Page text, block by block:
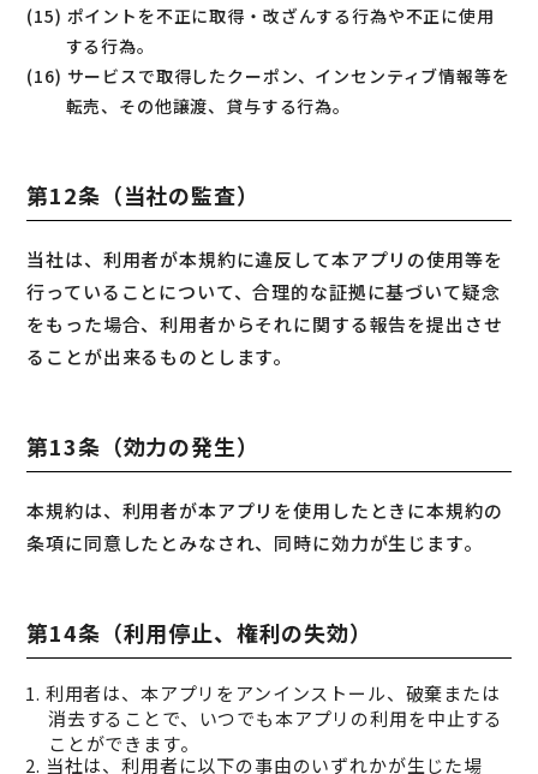
(15) ポイントを不正に取得・改ざんする行為や不正に使用
する行為。
(16) サービスで取得したクーポン、インセンティブ情報等を
転売、その他譲渡、貸与する行為。
第12条（当社の監査）
当社は、利用者が本規約に違反して本アプリの使用等を
行っていることについて、合理的な証拠に基づいて疑念
をもった場合、利用者からそれに関する報告を提出させ
ることが出来るものとします。
第13条（効力の発生）
本規約は、利用者が本アプリを使用したときに本規約の
条項に同意したとみなされ、同時に効力が生じます。
第14条（利用停止、権利の失効）
1. 利用者は、本アプリをアンインストール、破棄または
消去することで、いつでも本アプリの利用を中止する
ことができます。
2. 当社は、利用者に以下の事由のいずれかが生じた場